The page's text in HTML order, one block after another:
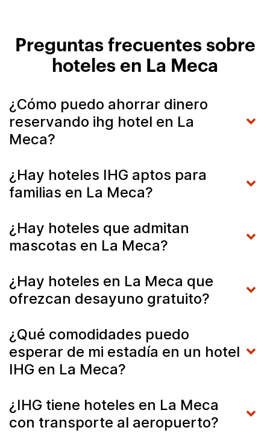
Preguntas frecuentes sobre
hoteles en La Meca
¿Cómo puedo ahorrar dinero
reservando ihg hotel en La
Meca?
¿Hay hoteles IHG aptos para
familias en La Meca?
¿Hay hoteles que admitan
mascotas en La Meca?
¿Hay hoteles en La Meca que
ofrezcan desayuno gratuito?
¿Qué comodidades puedo
esperar de mi estadía en un hotel
IHG en La Meca?
¿IHG tiene hoteles en La Meca
con transporte al aeropuerto?